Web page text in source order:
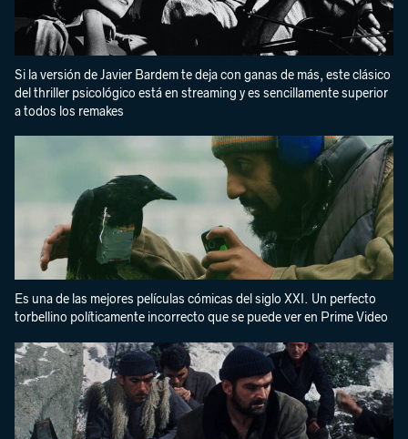
Si la versión de Javier Bardem te deja con ganas de más, este clásico
del thriller psicológico está en streaming y es sencillamente superior
a todos los remakes
Es una de las mejores películas cómicas del siglo XXI. Un perfecto
torbellino políticamente incorrecto que se puede ver en Prime Video